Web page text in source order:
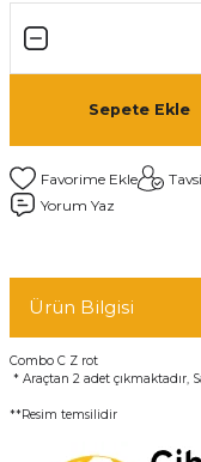
Sepete Ekle
Yorum Yaz
Ürün Bilgisi
Combo C Z rot
* Araçtan 2 adet çıkmaktadır,
**Resim temsilidir